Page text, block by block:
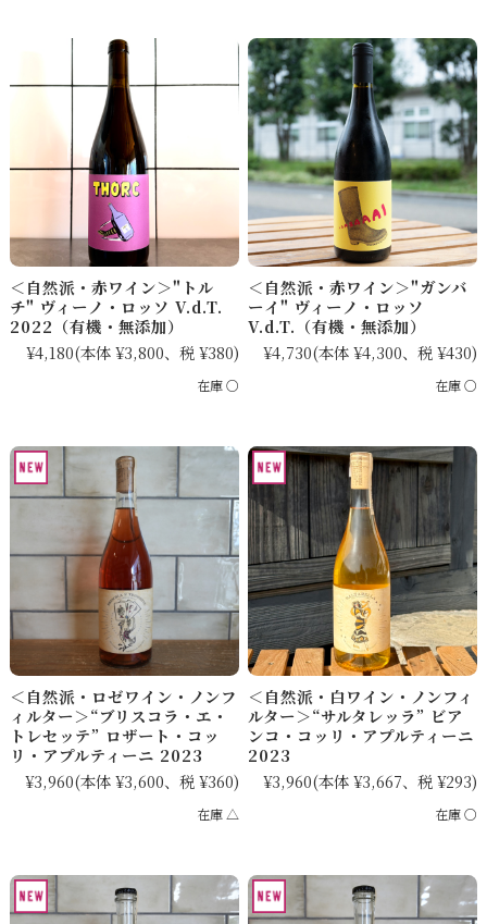
＜自然派・赤ワイン＞"トル
チ" ヴィーノ・ロッソ V.d.T.
2022（有機・無添加）
¥4,180(本体 ¥3,800、税 ¥380)
在庫 ○
＜自然派・赤ワイン＞"ガンバ
ーイ" ヴィーノ・ロッソ
V.d.T.（有機・無添加）
¥4,730(本体 ¥4,300、税 ¥430)
在庫 ○
＜自然派・ロゼワイン・ノンフ
ィルター＞“ブリスコラ・エ・
トレセッテ” ロザート・コッ
リ・アプルティーニ 2023
¥3,960(本体 ¥3,600、税 ¥360)
在庫 △
＜自然派・白ワイン・ノンフィ
ルター＞“サルタレッラ” ビア
ンコ・コッリ・アプルティーニ
2023
¥3,960(本体 ¥3,667、税 ¥293)
在庫 ○